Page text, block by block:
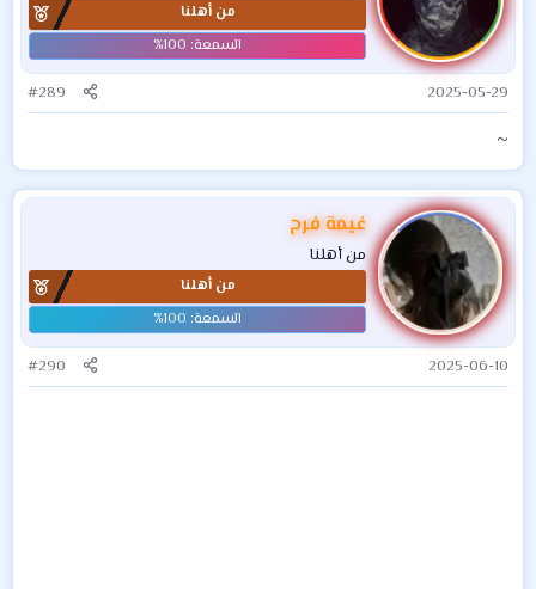
من أهلنا
2025-05-29
#289
~
غيمة فرح
من أهلنا
من أهلنا
2025-06-10
#290